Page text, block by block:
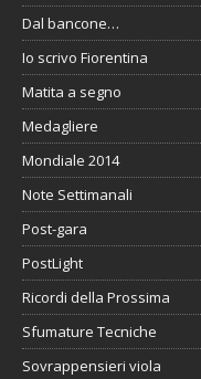
Dal bancone…
Io scrivo Fiorentina
Matita a segno
Medagliere
Mondiale 2014
Note Settimanali
Post-gara
PostLight
Ricordi della Prossima
Sfumature Tecniche
Sovrappensieri viola